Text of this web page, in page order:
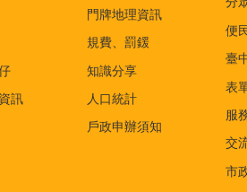
訊
門牌地理資訊
規費、罰鍰
知識分享
人口統計
戶政申辦須知
便
臺
表
服
交
市